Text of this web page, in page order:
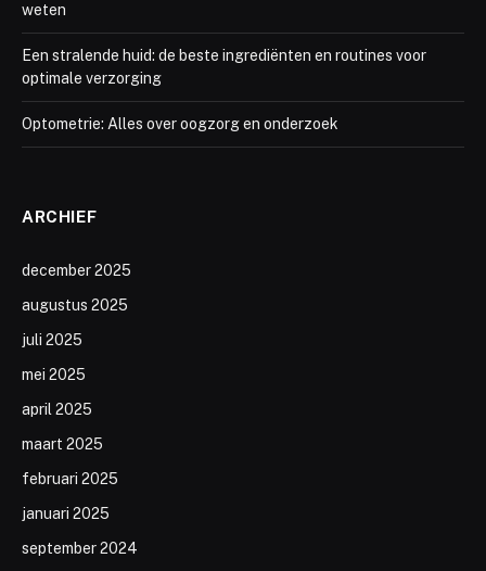
weten
Een stralende huid: de beste ingrediënten en routines voor
optimale verzorging
Optometrie: Alles over oogzorg en onderzoek
ARCHIEF
december 2025
augustus 2025
juli 2025
mei 2025
april 2025
maart 2025
februari 2025
januari 2025
september 2024